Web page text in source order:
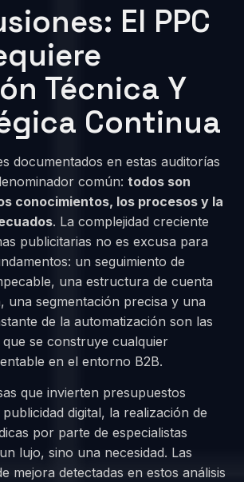
El PPC
Técnica Y
Continua
documentados en estas auditorías
común:todos son
conocimientos, los procesos y la
. La complejidad creciente
publicitarias no es excusa para
un seguimiento de
una estructura de cuenta
una segmentación precisa y una
de la automatización son las
se construye cualquier
en el entorno B2B.
que invierten presupuestos
digital, la realización de
por parte de especialistas
lujo, sino una necesidad. Las
mejora detectadas en estos análisis